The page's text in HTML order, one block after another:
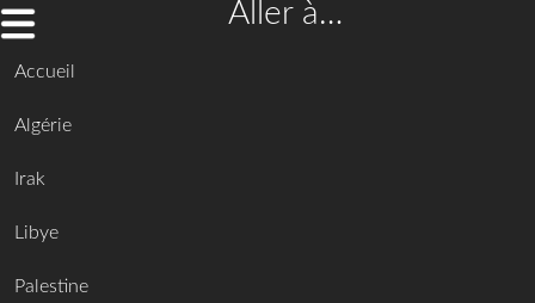
Aller à…
Accueil
Algérie
Irak
Libye
Palestine